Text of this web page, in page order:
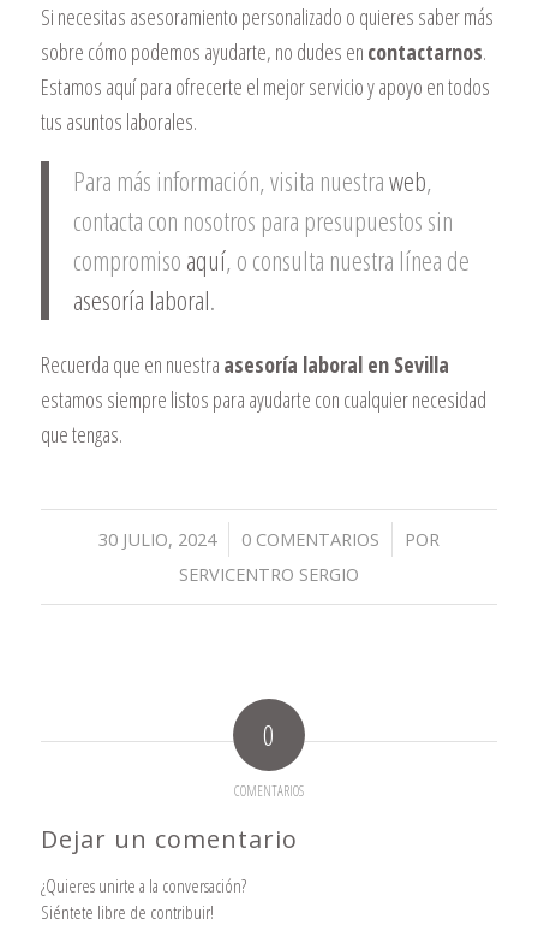
Si necesitas asesoramiento personalizado o quieres saber más
sobre cómo podemos ayudarte, no dudes en contactarnos.
Estamos aquí para ofrecerte el mejor servicio y apoyo en todos
tus asuntos laborales.
Para más información, visita nuestraweb,
contacta con nosotros para presupuestos sin
compromisoaquí, o consulta nuestra línea de
asesoría laboral.
Recuerda que en nuestra asesoría laboral en Sevilla
estamos siempre listos para ayudarte con cualquier necesidad
que tengas.
30 JULIO, 2024
/ 0 COMENTARIOS
/
POR
SERVICENTRO SERGIO
0
COMENTARIOS
Dejar un comentario
¿Quieres unirte a la conversación?
Siéntete libre de contribuir!